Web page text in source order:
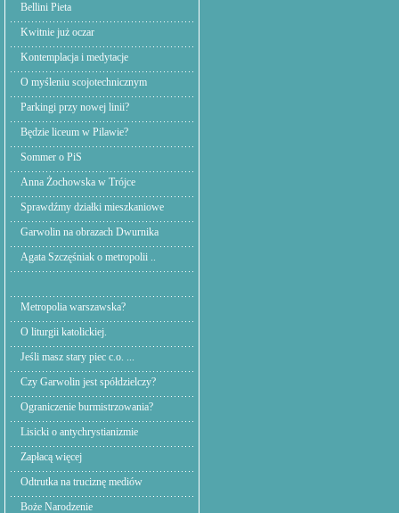
Bellini Pieta
Kwitnie już oczar
Kontemplacja i medytacje
O myśleniu scojotechnicznym
Parkingi przy nowej linii?
Będzie liceum w Pilawie?
Sommer o PiS
Anna Żochowska w Trójce
Sprawdźmy działki mieszkaniowe
Garwolin na obrazach Dwurnika
Agata Szczęśniak o metropolii ..
Metropolia warszawska?
O liturgii katolickiej.
Jeśli masz stary piec c.o. ...
Czy Garwolin jest spółdzielczy?
Ograniczenie burmistrzowania?
Lisicki o antychrystianizmie
Zapłacą więcej
Odtrutka na truciznę mediów
Boże Narodzenie